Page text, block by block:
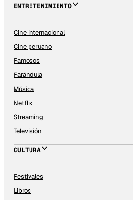
ENTRETENIMIENTO
Cine internacional
Cine peruano
Famosos
Farándula
Música
Netflix
Streaming
Televisión
CULTURA
Festivales
Libros